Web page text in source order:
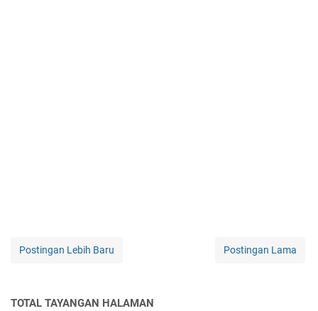
Postingan Lebih Baru Postingan Lama
TOTAL TAYANGAN HALAMAN